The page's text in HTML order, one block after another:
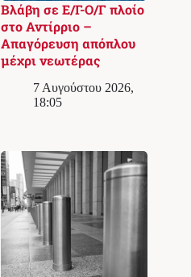
Βλάβη σε Ε/Γ-Ο/Γ πλοίο
στο Αντίρριο –
Απαγόρευση απόπλου
μέχρι νεωτέρας
7 Αυγούστου 2026,
18:05